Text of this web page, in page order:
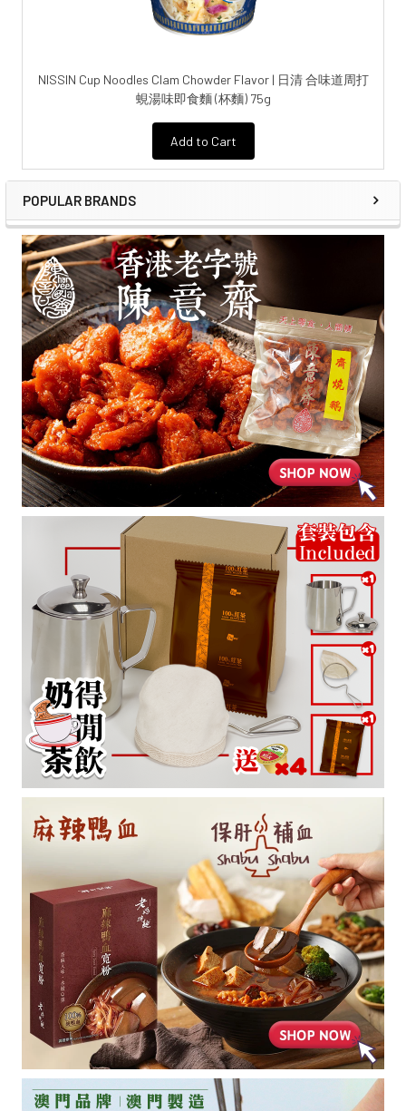
NISSIN Cup Noodles Clam Chowder Flavor | 日清 合味道周打
蜆湯味即食麵 (杯麵) 75g
Add to Cart
POPULAR BRANDS